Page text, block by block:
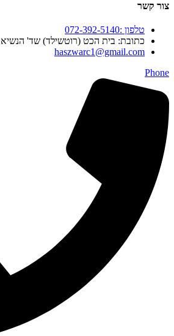
צור קשר
טלפון :072-392-5140
כתובת: בית הכט (רוטשילד) שד' הנשיא 142, חיפה
haszwarc1@gmail.com
Phone